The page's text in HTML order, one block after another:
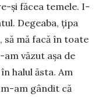
și făcea temele. I-
Degeaba, țipa
mă facă în toate
văzut așa de
halul ăsta. Am
am gândit că